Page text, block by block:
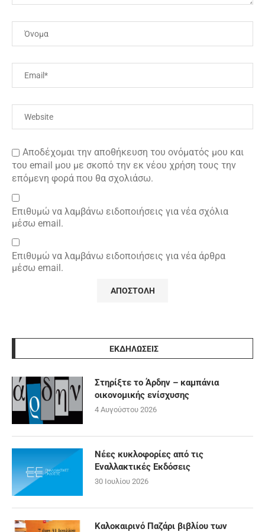
Αποδέχομαι την αποθήκευση του ονόματός μου και
του email μου με σκοπό την εκ νέου χρήση τους την
επόμενη φορά που θα σχολιάσω.
Επιθυμώ να λαμβάνω ειδοποιήσεις για νέα σχόλια
μέσω email.
Επιθυμώ να λαμβάνω ειδοποιήσεις για νέα άρθρα
μέσω email.
ΕΚΔΗΛΩΣΕΙΣ
Στηρίξτε το Άρδην – καμπάνια
οικονομικής ενίσχυσης
4 Αυγούστου 2026
Νέες κυκλοφορίες από τις
Εναλλακτικές Εκδόσεις
30 Ιουλίου 2026
Καλοκαιρινό Παζάρι βιβλίου των